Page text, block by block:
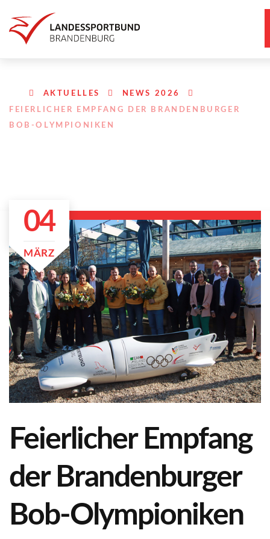
AKTUELLES NEWS 2026
FEIERLICHER EMPFANG DER BRANDENBURGER
BOB-OLYMPIONIKEN
04
MÄRZ
Feierlicher Empfang
der Brandenburger
Bob-Olympioniken